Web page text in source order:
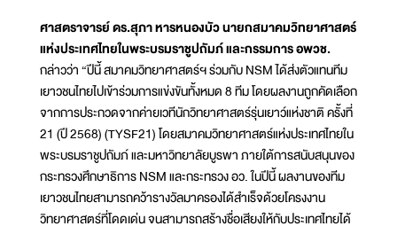
ศาสตราจารย์ ดร.สุภา หารหนองบัว นายกสมาคมวิทยาศาสตร์
แห่งประเทศไทยในพระบรมราชูปถัมภ์ และกรรมการ อพวช.
กล่าวว่า “ปีนี้ สมาคมวิทยาศาสตร์ฯ ร่วมกับ NSM ได้ส่งตัวแทนทีม
เยาวชนไทยไปเข้าร่วมการแข่งขันทั้งหมด 8 ทีม โดยผลงานถูกคัดเลือก
จากการประกวดจากค่ายเวทีนักวิทยาศาสตร์รุ่นเยาว์แห่งชาติ ครั้งที่
21 (ปี 2568) (TYSF21) โดยสมาคมวิทยาศาสตร์แห่งประเทศไทยใน
พระบรมราชูปถัมภ์ และมหาวิทยาลัยบูรพา ภายใต้การสนับสนุนของ
กระทรวงศึกษาธิการ NSM และกระทรวง อว. ในปีนี้ ผลงานของทีม
เยาวชนไทยสามารถคว้ารางวัลมาครองได้สำเร็จด้วยโครงงาน
วิทยาศาสตร์ที่โดดเด่น จนสามารถสร้างชื่อเสียงให้กับประเทศไทยได้